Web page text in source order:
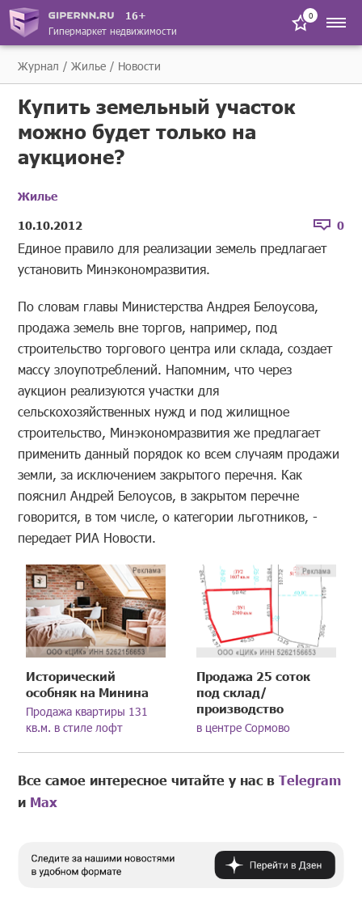
16+
Гипермаркет недвижимости
0
Журнал Жилье Новости
Купить земельный участок
можно будет только на
аукционе?
Жилье
10.10.2012
0
Единое правило для реализации земель предлагает
установить Минэкономразвития.
По словам главы Министерства Андрея Белоусова,
продажа земель вне торгов, например, под
строительство торгового центра или склада, создает
массу злоупотреблений. Напомним, что через
аукцион реализуются участки для
сельскохозяйственных нужд и под жилищное
строительство, Минэкономразвития же предлагает
применить данный порядок ко всем случаям продажи
земли, за исключением закрытого перечня. Как
пояснил Андрей Белоусов, в закрытом перечне
говорится, в том числе, о категории льготников, -
передает РИА Новости.
Исторический
особняк на Минина
Продажа квартиры 131
кв.м. в стиле лофт
Продажа 25 соток
под склад/
производство
в центре Сормово
Все самое интересное читайте у нас вTelegram
и Mах